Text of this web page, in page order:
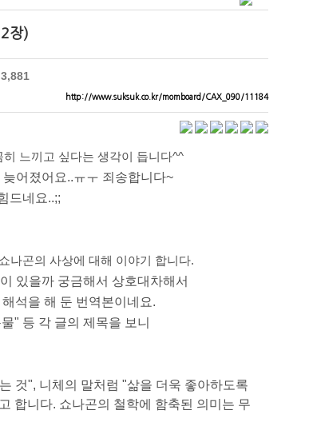
장)
3,881
http://www.suksuk.co.kr/momboard/CAX_090/11184
느끼고 싶다는 생각이 듭니다^^
어졌어요..ㅠㅜ 죄송합니다~
드네요..;;
나곤의 사상에 대해 이야기 합니다.
있을까 궁금해서 상호대차해서
석을 해 둔 번역본이네요.
" 등 각 글의 제목을 보니
것", 니체의 말처럼 "삶을 더욱 좋아하도록
합니다. 쇼나곤의 철학에 함축된 의미는 무